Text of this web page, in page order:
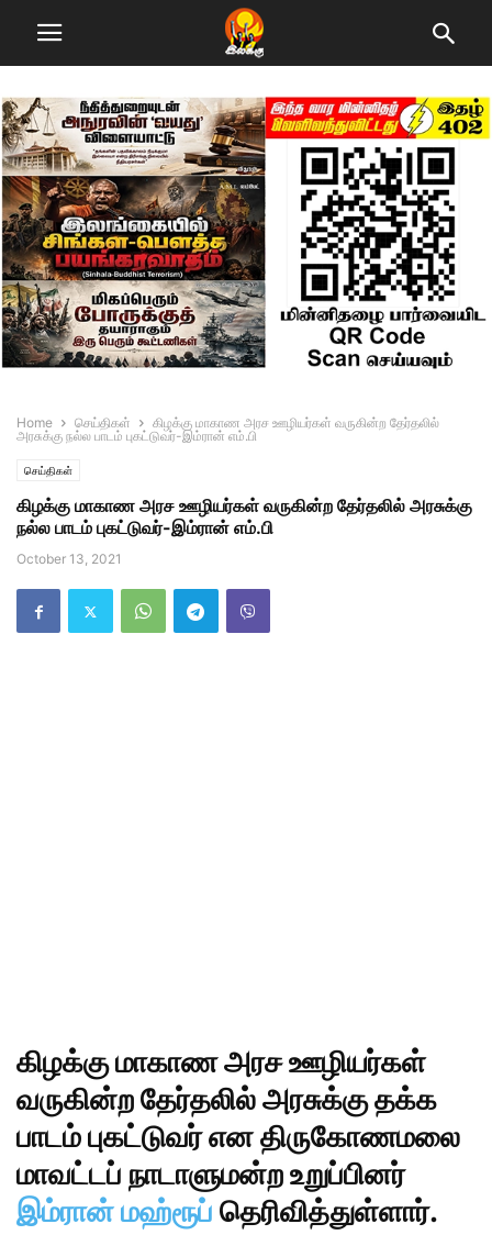
Home செய்திகள்
கிழக்கு மாகாண அரச ஊழியர்கள் வருகின்ற தேர்தலில்
அரசுக்கு நல்ல பாடம் புகட்டுவர்-இம்ரான் எம்.பி
செய்திகள்
கிழக்கு மாகாண அரச ஊழியர்கள் வருகின்ற தேர்தலில் அரசுக்கு
நல்ல பாடம் புகட்டுவர்-இம்ரான் எம்.பி
October 13, 2021
கிழக்கு மாகாண அரச ஊழியர்கள்
வருகின்ற தேர்தலில் அரசுக்கு தக்க
பாடம் புகட்டுவர் என திருகோணமலை
மாவட்டப் நாடாளுமன்ற உறுப்பினர்
இம்ரான் மஹ்ரூப் தெரிவித்துள்ளார்.